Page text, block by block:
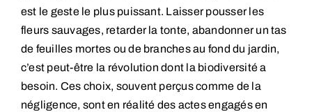
est le geste le plus puissant. Laisser pousser les
fleurs sauvages, retarder la tonte, abandonner un tas
de feuilles mortes ou de branches au fond du jardin,
c’est peut-être la révolution dont la biodiversité a
besoin. Ces choix, souvent perçus comme de la
négligence, sont en réalité des actes engagés en